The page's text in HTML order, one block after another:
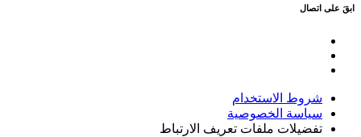
ابقَ على اتصال
شروط الاستخدام
سياسة الخصوصية
تفضيلات ملفات تعريف الارتباط